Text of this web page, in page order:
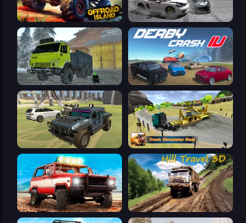
Offroad Island Gearshift One
Taiga Car Driver Derby Crash 4
4x4 Offroader Truck Simulator Real
Offroad Masters Challenge Hill Travel 3D